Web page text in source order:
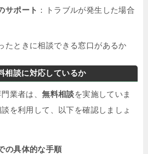
サポート ：トラブルが発生した場合
たときに相談できる窓口があるか
相談に対応しているか
業者は、無料相談を実施していま
を利用して、以下を確認しましょ
の具体的な手順